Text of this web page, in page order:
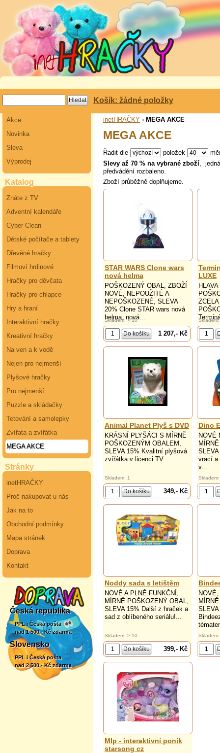
Košík: žádné položky
Akce
Novinka
Sleva
Výprodej
Katalog
Znáte z TV
Adventní kalendáře
Cyber Clean
Dětské počítače a tablety
Dřevěné hračky
Filmoví hrdinové
Hračky pro děvčata
Hračky pro chlapce
Hry a hraní
Interaktivní hračky
Kreativní hračky
Na ven a k vodě
Nejen pro nejmenší
Plyšové hračky
Pro nejmenší
Puzzle a skládačky
Tetování a samolepky
Zvířata a zvířátka
MEGA AKCE
Stránky
inetHRAČKY
Proč nakupovat u nás
Jak na to
Obchodní podmínky
Mapa stránek
Doprava
Kontakt
Česká republika
PPL i Česká pošta
nad 1 500,- Kč zdarma
Slovensko
PPL i Česká pošta
nad 2 500,- Kč zdarma
inetHRAČKY › MEGA AKCE
MEGA AKCE
Řadit dle položek
Slevy až 70 % na vybrané zboží ,
předvádění rozbaleno.
Zboží průběžně doplňujeme.
STAR WARS Clone wars
nová helma
POŠKOZENÝ OBAL, ZBOŽÍ
NOVÉ, NEPOUŽITÉ A
NEPOŠKOZENÉ, SLEVA
20% Clone STAR wars nová
helma, nová...
Skladem: > 10
1 207,- Kč
LUXE
Animal Planet Plyš s DVD
KRÁSNÍ PLYŠÁCI S MÍRNĚ
POŠKOZENÝM OBALEM,
SLEVA 15% Kvalitní plyšová
zvířátka v licenci TV...
Skladem: 1
349,- Kč
Dino
NOVÉ
vrací a
v...
Noddy sada s letištěm
NOVÉ A PLNĚ FUNKČNÍ,
MÍRNĚ POŠKOZENÝ OBAL,
SLEVA 15% Další z hraček a
sad z oblíbeného seriálu!...
Skladem: > 10
399,- Kč
Mlp - interaktivní poník
starsong cz